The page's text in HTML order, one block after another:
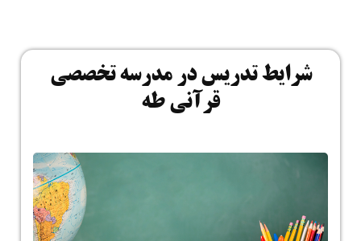
شرایط تدریس در مدرسه تخصصی
قرآنی طه